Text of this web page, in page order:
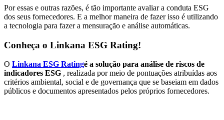
Por essas e outras razões, é tão importante avaliar a conduta ESG
dos seus fornecedores. E a melhor maneira de fazer isso é utilizando
a tecnologia para fazer a mensuração e análise automáticas.
Conheça o Linkana ESG Rating!
O Linkana ESG Ratingé a solução para análise de riscos de
indicadores ESG , realizada por meio de pontuações atribuídas aos
critérios ambiental, social e de governança que se baseiam em dados
públicos e documentos apresentados pelos próprios fornecedores.